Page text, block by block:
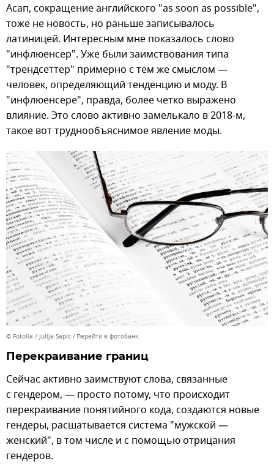
Асап, сокращение английского "as soon as possible",
тоже не новость, но раньше записывалось
латиницей. Интересным мне показалось слово
"инфлюенсер". Уже были заимствования типа
"трендсеттер" примерно с тем же смыслом —
человек, определяющий тенденцию и моду. В
"инфлюенсере", правда, более четко выражено
влияние. Это слово активно замелькало в 2018-м,
такое вот труднообъяснимое явление моды.
© Fotolia / Julija Sapic Перейти в фотобанк
Перекраивание границ
Сейчас активно заимствуют слова, связанные
с гендером, — просто потому, что происходит
перекраивание понятийного кода, создаются новые
гендеры, расшатывается система "мужской —
женский", в том числе и с помощью отрицания
гендеров.